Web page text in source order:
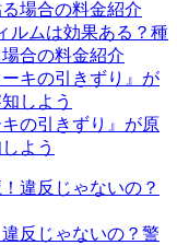
ルムは効果ある？種
合の料金紹介
の引きずり』が原
よう
反じゃないの？警